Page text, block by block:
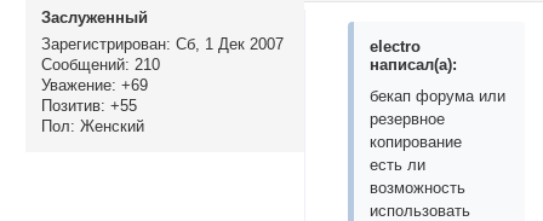
Заслуженный
Зарегистрирован: Сб, 1 Дек 2007
Сообщений: 210
Уважение: +69
Позитив: +55
Пол: Женский
electro
написал(а):
бекап форума или
резервное
копирование
есть ли
возможность
использовать